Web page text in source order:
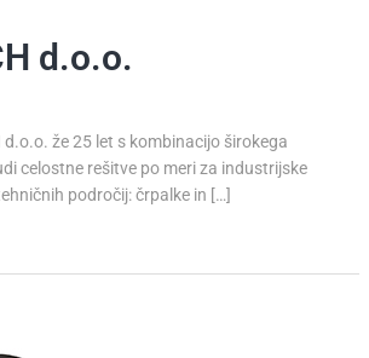
d.o.o.
d.o.o. že 25 let s kombinacijo širokega
celostne rešitve po meri za industrijske
področij: črpalke in […]